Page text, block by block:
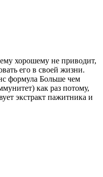
хорошему не приводит,
его в своей жизни.
формула Больше чем
как раз потому,
экстракт пажитника и